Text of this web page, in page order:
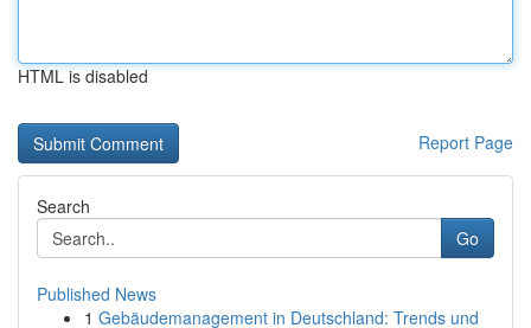
HTML is disabled
Report Page
Search
Go
Published News
1 Gebäudemanagement in Deutschland: Trends und